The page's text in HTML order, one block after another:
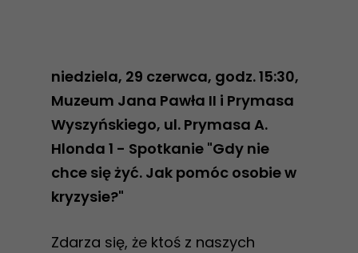
niedziela, 29 czerwca, godz. 15:30,
Muzeum Jana Pawła II i Prymasa
Wyszyńskiego, ul. Prymasa A.
Hlonda 1 - Spotkanie "Gdy nie
chce się żyć. Jak pomóc osobie w
kryzysie?"
Zdarza się, że ktoś z naszych